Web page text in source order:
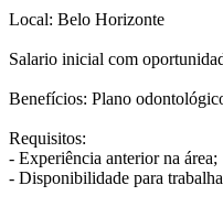
Local: Belo Horizonte
Salario inicial com
Benefícios: Plano
Requisitos:
- Experiência anterior na área;
- Disponibilidade para